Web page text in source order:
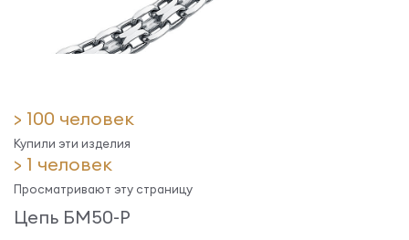
> 100 человек
Купили эти изделия
> 1 человек
Просматривают эту страницу
Цепь БМ50-Р